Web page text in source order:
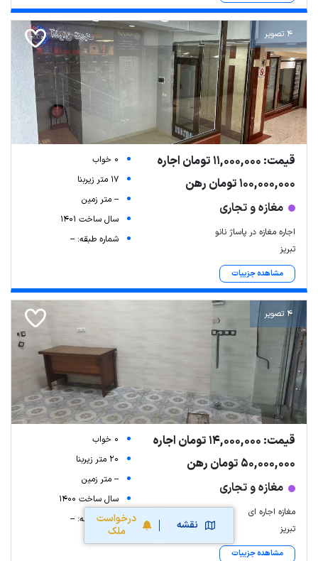
نقشه
درخواست
ملک
4 تصویر
قیمت: 11,000,000 تومان اجاره
100,000,000 تومان رهن
مغازه و تجاری
اجاره مغازه در پاساژ نانو
تبریز
مشاهده جزییات
0 خواب
17 متر زیربنا
-- متر زمین
سال ساخت 1401
شماره طبقه: --
4 تصویر
قیمت: 14,000,000 تومان اجاره
50,000,000 تومان رهن
مغازه و تجاری
مغازه اجاره ای
تبریز
مشاهده جزییات
0 خواب
20 متر زیربنا
-- متر زمین
سال ساخت 1400
شماره طبقه: --